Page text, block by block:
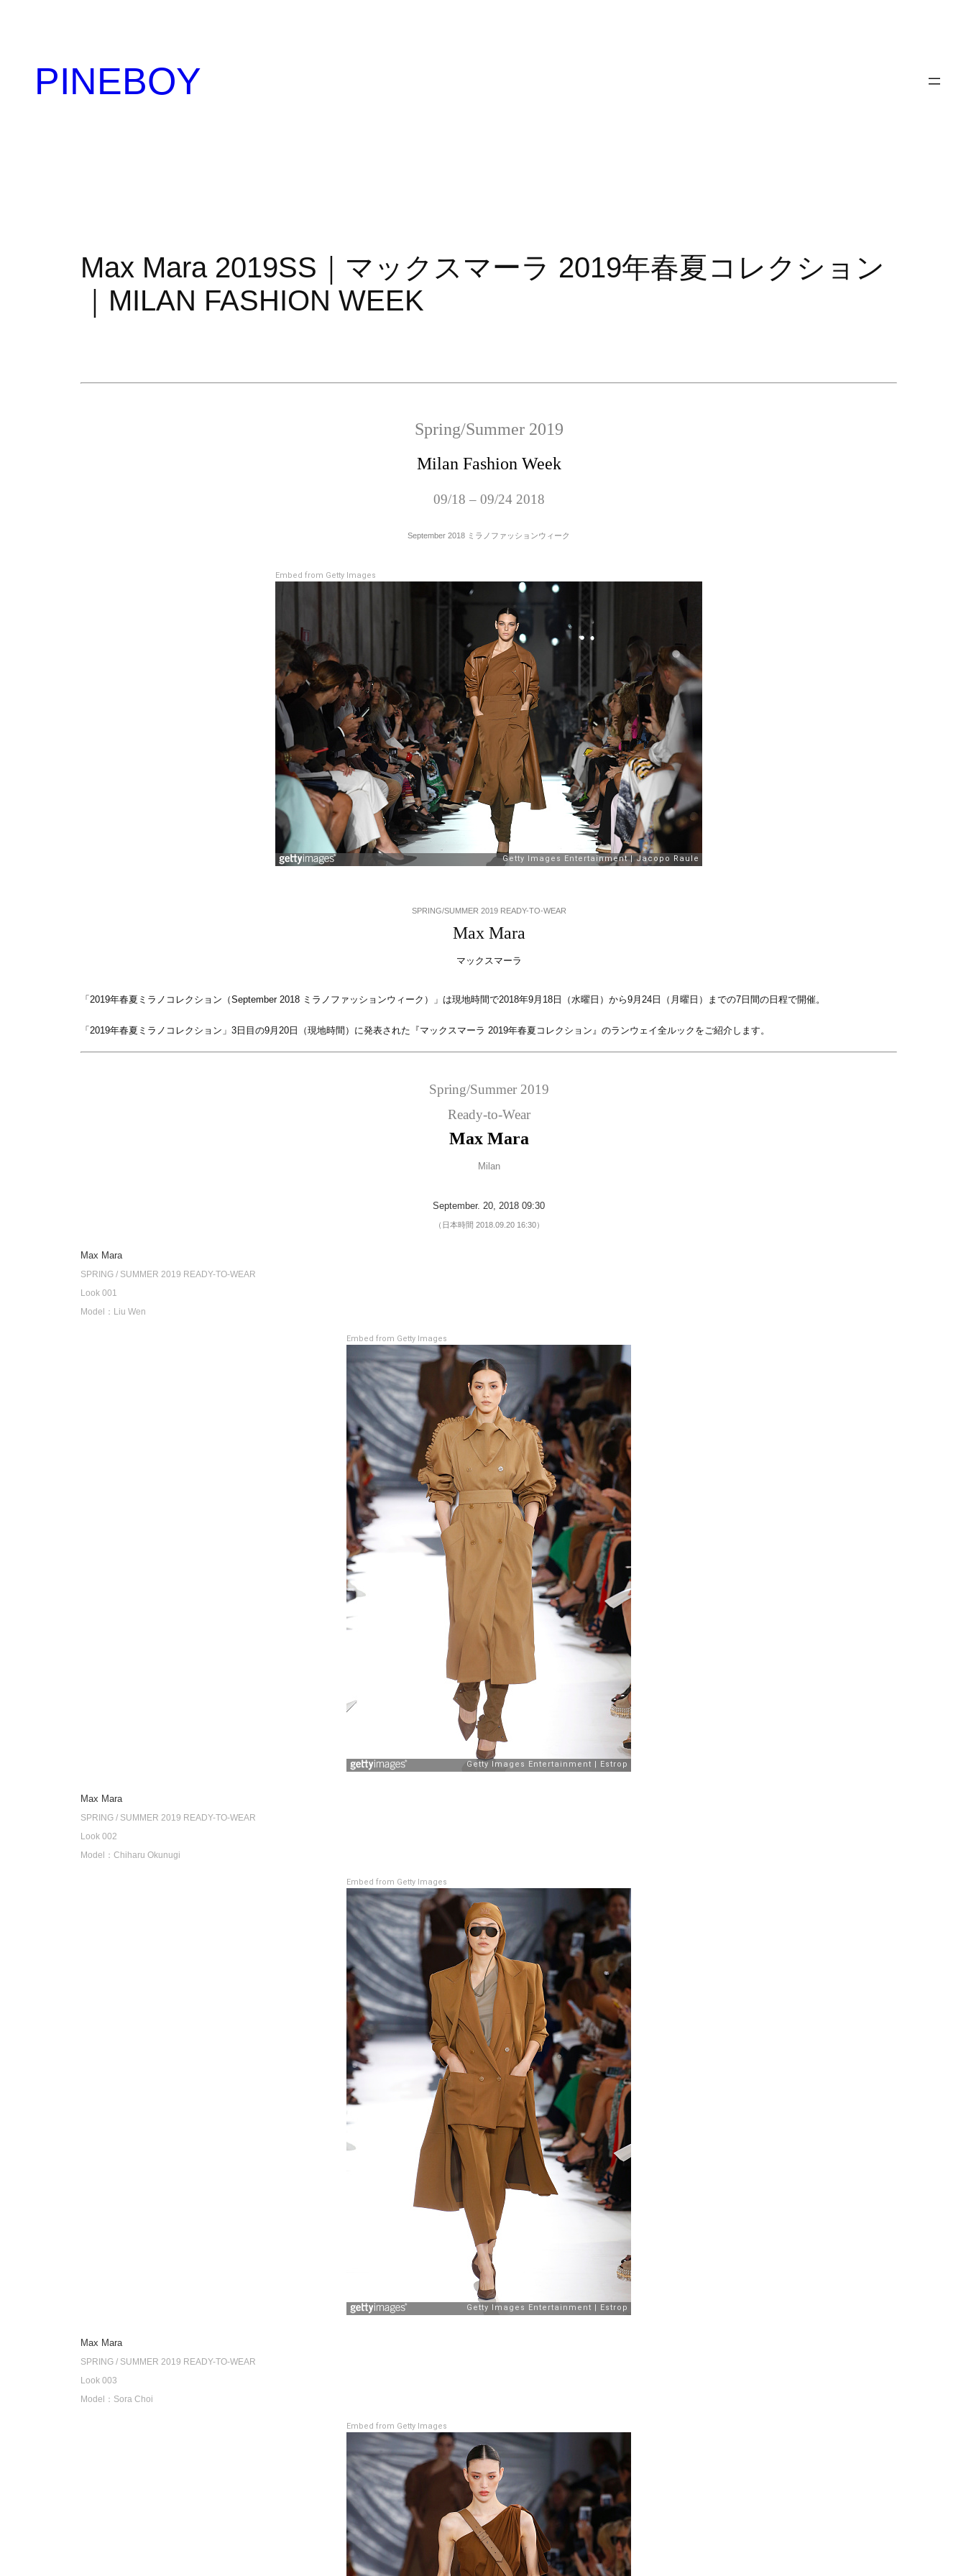
PINEBOY
Max Mara 2019SS｜マックスマーラ 2019年春夏コレクション
｜MILAN FASHION WEEK
Spring/Summer 2019
Milan Fashion Week
09/18 – 09/24 2018
September 2018 ミラノファッションウィーク
Embed from Getty Images
SPRING/SUMMER 2019 READY-TO-WEAR
Max Mara
マックスマーラ
「2019年春夏ミラノコレクション（September 2018 ミラノファッションウィーク）」は現地時間で2018年9月18日（水曜日）から9月24日（月曜日）までの7日間の日程で開催。
「2019年春夏ミラノコレクション」3日目の9月20日（現地時間）に発表された『マックスマーラ 2019年春夏コレクション』のランウェイ全ルックをご紹介します。
Spring/Summer 2019
Ready-to-Wear
Max Mara
Milan
September. 20, 2018 09:30
（日本時間 2018.09.20 16:30）
Max Mara
SPRING / SUMMER 2019 READY-TO-WEAR
Look 001
Model：Liu Wen
Embed from Getty Images
Max Mara
SPRING / SUMMER 2019 READY-TO-WEAR
Look 002
Model：Chiharu Okunugi
Embed from Getty Images
Max Mara
SPRING / SUMMER 2019 READY-TO-WEAR
Look 003
Model：Sora Choi
Embed from Getty Images